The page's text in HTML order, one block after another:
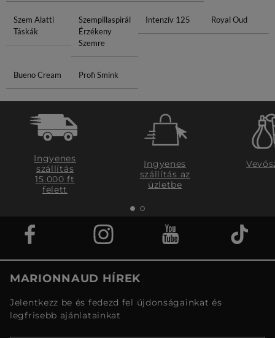
Szem Alatti
Táskák
Szempillaspirál
Érzékeny
Szemre
Intenzív 125 Royal Oud
Bueno Cream Profi Smink
Ingyenes
szállítás
15.000 ft
felett
Ingyenes
szállítás az
üzletbe
MARIONNAUD HÍREK
Jelentkezz be és fedezd fel újdonságainkat és
legfrisebb ajánlatainkat